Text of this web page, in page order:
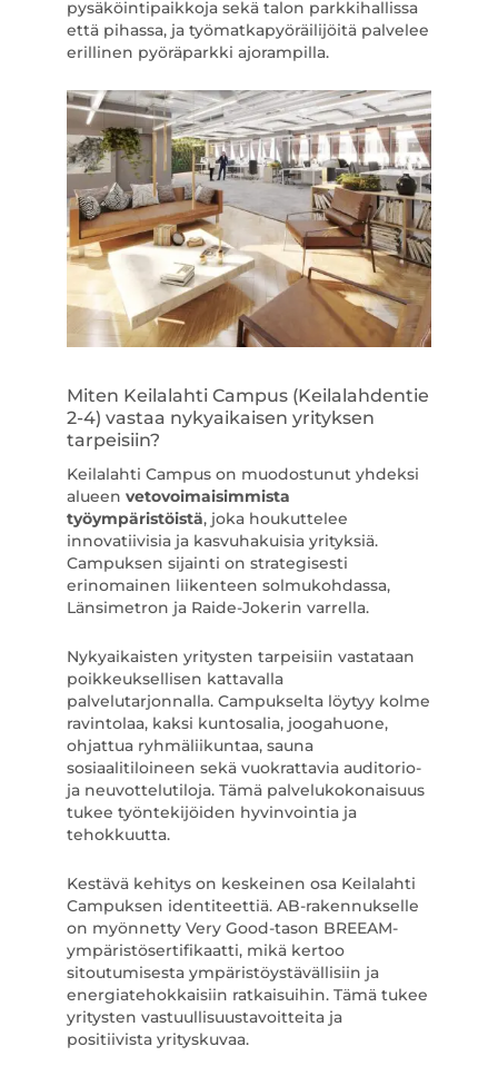
pysäköintipaikkoja sekä talon parkkihallissa
että pihassa, ja työmatkapyöräilijöitä palvelee
erillinen pyöräparkki ajorampilla.
Miten Keilalahti Campus (Keilalahdentie
2-4) vastaa nykyaikaisen yrityksen
tarpeisiin?
Keilalahti Campus on muodostunut yhdeksi
alueen vetovoimaisimmista
työympäristöistä, joka houkuttelee
innovatiivisia ja kasvuhakuisia yrityksiä.
Campuksen sijainti on strategisesti
erinomainen liikenteen solmukohdassa,
Länsimetron ja Raide-Jokerin varrella.
Nykyaikaisten yritysten tarpeisiin vastataan
poikkeuksellisen kattavalla
palvelutarjonnalla. Campukselta löytyy kolme
ravintolaa, kaksi kuntosalia, joogahuone,
ohjattua ryhmäliikuntaa, sauna
sosiaalitiloineen sekä vuokrattavia auditorio-
ja neuvottelutiloja. Tämä palvelukokonaisuus
tukee työntekijöiden hyvinvointia ja
tehokkuutta.
Kestävä kehitys on keskeinen osa Keilalahti
Campuksen identiteettiä. AB-rakennukselle
on myönnetty Very Good-tason BREEAM-
ympäristösertifikaatti, mikä kertoo
sitoutumisesta ympäristöystävällisiin ja
energiatehokkaisiin ratkaisuihin. Tämä tukee
yritysten vastuullisuustavoitteita ja
positiivista yrityskuvaa.